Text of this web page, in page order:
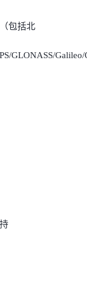
包括北
GLONASS/Galileo/